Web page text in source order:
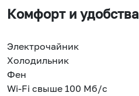
Комфорт и удобства
Электрочайник
Холодильник
Фен
Wi-Fi свыше 100 Мб/с